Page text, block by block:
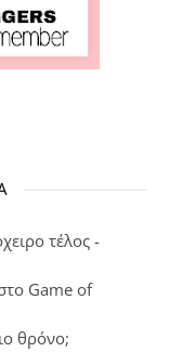
τέλος -
Game of
θρόνο;